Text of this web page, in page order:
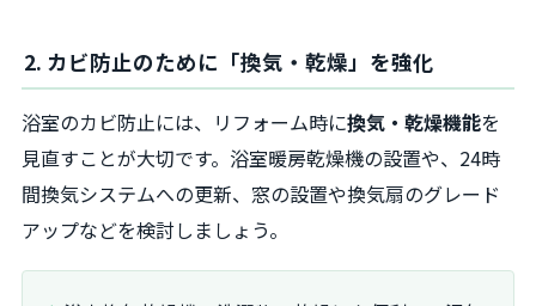
2. カビ防止のために「換気・乾燥」を強化
浴室のカビ防止には、リフォーム時に換気・乾燥機能を
見直すことが大切です。浴室暖房乾燥機の設置や、24時
間換気システムへの更新、窓の設置や換気扇のグレード
アップなどを検討しましょう。